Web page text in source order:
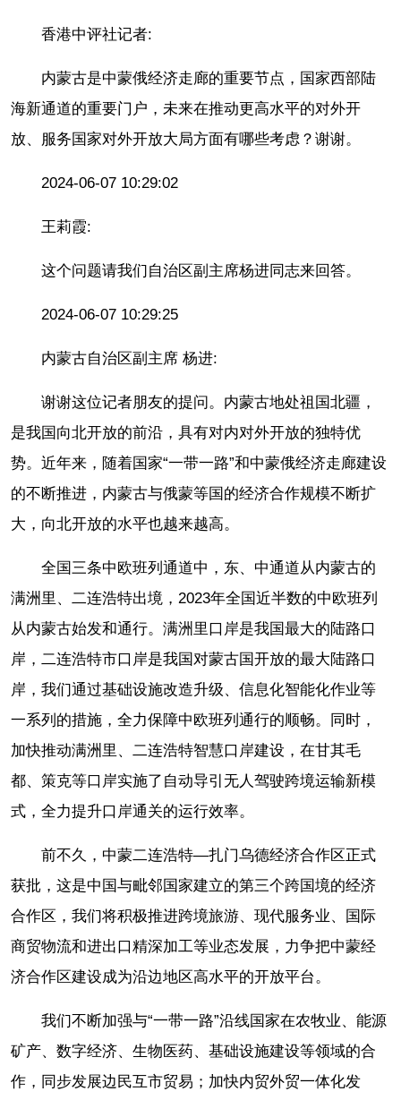
香港中评社记者:
内蒙古是中蒙俄经济走廊的重要节点，国家西部陆
海新通道的重要门户，未来在推动更高水平的对外开
放、服务国家对外开放大局方面有哪些考虑？谢谢。
2024-06-07 10:29:02
王莉霞:
这个问题请我们自治区副主席杨进同志来回答。
2024-06-07 10:29:25
内蒙古自治区副主席 杨进:
谢谢这位记者朋友的提问。内蒙古地处祖国北疆，
是我国向北开放的前沿，具有对内对外开放的独特优
势。近年来，随着国家“一带一路”和中蒙俄经济走廊建设
的不断推进，内蒙古与俄蒙等国的经济合作规模不断扩
大，向北开放的水平也越来越高。
全国三条中欧班列通道中，东、中通道从内蒙古的
满洲里、二连浩特出境，2023年全国近半数的中欧班列
从内蒙古始发和通行。满洲里口岸是我国最大的陆路口
岸，二连浩特市口岸是我国对蒙古国开放的最大陆路口
岸，我们通过基础设施改造升级、信息化智能化作业等
一系列的措施，全力保障中欧班列通行的顺畅。同时，
加快推动满洲里、二连浩特智慧口岸建设，在甘其毛
都、策克等口岸实施了自动导引无人驾驶跨境运输新模
式，全力提升口岸通关的运行效率。
前不久，中蒙二连浩特—扎门乌德经济合作区正式
获批，这是中国与毗邻国家建立的第三个跨国境的经济
合作区，我们将积极推进跨境旅游、现代服务业、国际
商贸物流和进出口精深加工等业态发展，力争把中蒙经
济合作区建设成为沿边地区高水平的开放平台。
我们不断加强与“一带一路”沿线国家在农牧业、能源
矿产、数字经济、生物医药、基础设施建设等领域的合
作，同步发展边民互市贸易；加快内贸外贸一体化发